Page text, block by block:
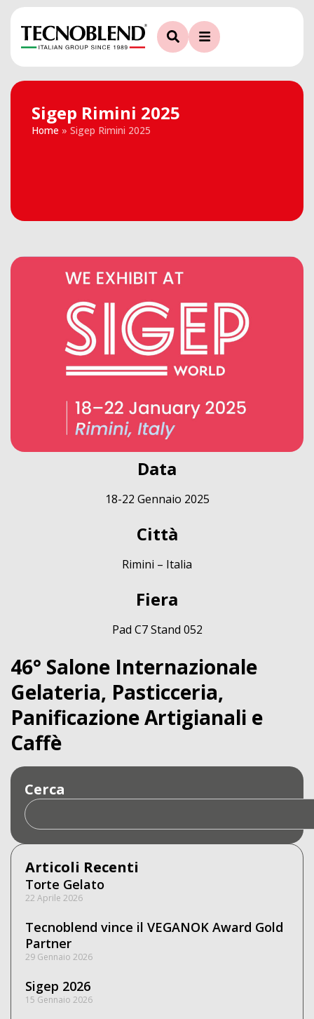
Sigep Rimini 2025
Home » Sigep Rimini 2025
Data
18-22 Gennaio 2025
Città
Rimini – Italia
Fiera
Pad C7 Stand 052
46° Salone Internazionale
Gelateria, Pasticceria,
Panificazione Artigianali e
Caffè
Cerca
Articoli Recenti
Torte Gelato
22 Aprile 2026
Tecnoblend vince il VEGANOK Award Gold
Partner
29 Gennaio 2026
Sigep 2026
15 Gennaio 2026